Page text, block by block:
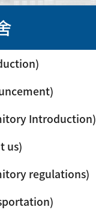
Introduction)
us)
regulations)